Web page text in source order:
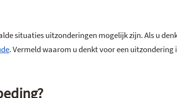
situaties uitzonderingen mogelijk zijn. Als u
. Vermeld waarom u denkt voor een